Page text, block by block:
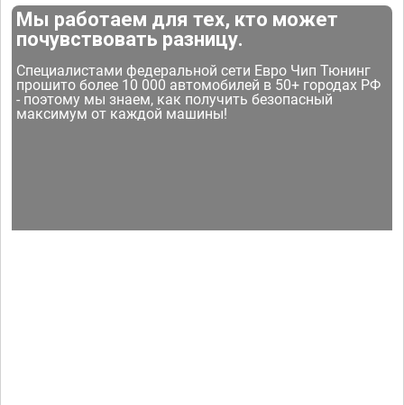
Мы работаем для тех, кто может
почувствовать разницу.
Специалистами федеральной сети Евро Чип Тюнинг
прошито более 10 000 автомобилей в 50+ городах РФ
- поэтому мы знаем, как получить безопасный
максимум от каждой машины!